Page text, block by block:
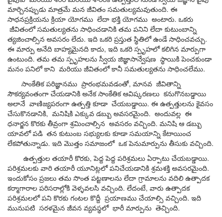
మార్చినప్పుడు మాత్రమే మన జీవితం సమతుల్యమవుతుంది. ఈ
సాధనప్రక్రియను క్రియా యోగము లేదా భక్తి యోగము అంటారు. ఒకరు
జీవితంలో సమతుల్యతను సాధించడానికి తమ పనిని లేదా కుటుంబాన్ని
త్యజించాల్సిన అవసరం లేదు. ఇది ఒకరి ప్రస్తుత స్థితిలో ఉండే సాధించవచ్చు.
ఈ మార్పు అనేది బాహ్యమైనది కాదు, ఇది ఒకరి స్పృహలో కలిగిన మార్పుగా
ఉంటుంది. తమ తమ స్పృహలను స్వీయ జిజ్ఞాసాన్వేషణ స్థాయికి పెంచకుండా
మనం పనిలో కాని మరియు జీవితంలో కానీ సమతుల్యతను సాధించలేము.
సాంకేతిక పరిజ్ఞానము ప్రారంభమవడంతో, మానవ జీవితాన్ని
సౌకర్యవంతంగా చేయడానికి అనేక సాంకేతిక ఆవిష్కరణలు కనుగొనబడ్డాయి
అలానే వాణిజ్యపరంగా ఉత్పత్తి కూడా చేయబడ్డాయి. ఈ ఉత్పత్తులను కైవసం
చేసుకొనడానికి, మనిషికి ఎక్కువ డబ్బు అవసరమైంది. అందువల్ల ఈ
ధనార్జన కొరకు తీవ్రంగా శ్రమించాల్సిన అవసరం వచ్చింది. మనిషి ఆ డబ్బు
యావలో పడి తన కుటుంబ సభ్యులకు కూడా సమయాన్ని కేటాయించ
లేకపోతున్నాడు. ఇది మొత్తం సమాజంలో ఒక పెనుమార్పును తీసుకు వచ్చింది.
ఉత్పత్తుల తయారీ కొరకు,పెద్ద పెద్ద పరిశ్రమలు ఏర్పాటు చేయబడ్డాయి.
పరిశ్రమలకు వారి తయారీ యూనిట్లలో పనిచేయడానికి శ్రమశక్తి అవసరమైంది.
ఇందుకోసం ప్రజలు తమ సొంత పట్టణాలను లేదా గ్రామాలను వదిలి ఉత్పాదక
కర్మాగారాల పరిసరాల్లోకి వెళ్ళవలసి వచ్చింది. లేదంటే, వారు ఉత్పాదక
పరిశ్రమలలో పని కొరకు గంటల కొద్దీ ప్రయాణము చేయాల్సి వచ్చింది. ఇది
మునుపటి సరళమైన జీవన వ్యవస్థలో భారీ మార్పును తెచ్చింది.